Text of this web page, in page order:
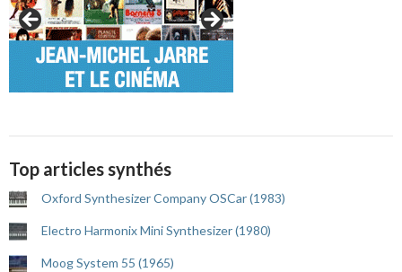
Top articles synthés
Oxford Synthesizer Company OSCar (1983)
Electro Harmonix Mini Synthesizer (1980)
Moog System 55 (1965)